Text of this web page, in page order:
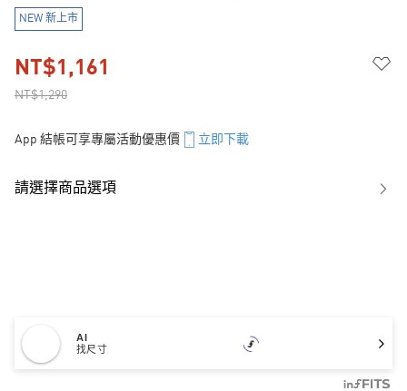
NEW 新上市
NT$1,290
NT$1,161
App 結帳可享專屬活動優惠價 立即下載
請選擇商品選項
AI
找尺寸